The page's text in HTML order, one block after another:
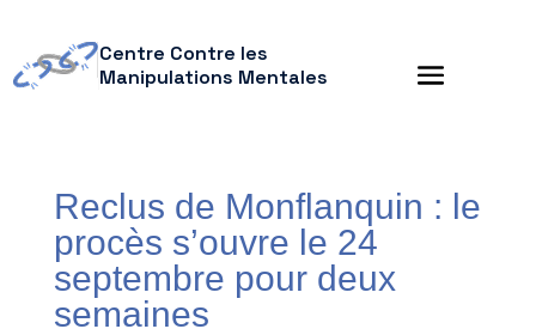
Centre Contre les
Manipulations Mentales
Reclus de Monflanquin : le
procès s’ouvre le 24
septembre pour deux
semaines